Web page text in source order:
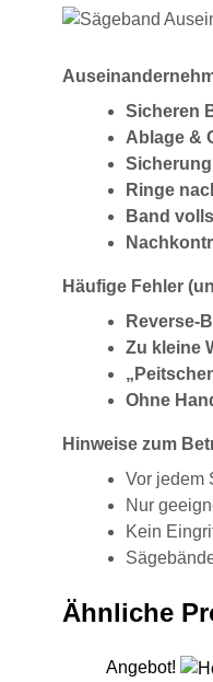
Sicheren
Ablage &
Ringe
Band
Häufige Fehler
Reverse-
Zu kleine
Ohne
Hinweise zum
Vor jedem
Nur
Kein
Ähnliche
Angebot!